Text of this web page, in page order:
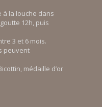
à la louche dans
12h, puis
3 et 6 mois.
peuvent
médaille d’or